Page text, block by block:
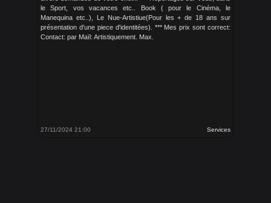
le Sport, vos vacances etc.. Book ( pour le Cinéma, le
Manequina etc..), Le Nue-Artistiue(Pour les + de 18 ans sur
présentation d'une piece d'identitées). *** Mes prix sont correct:
Contact: par Maïl: Artistiquement. Max.
27/11/2024 21:00 Services